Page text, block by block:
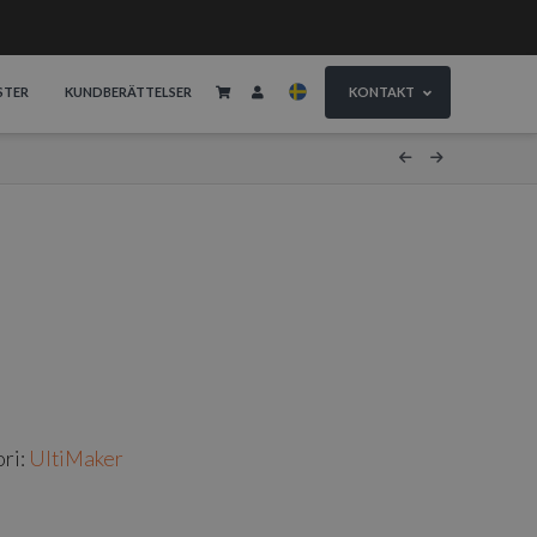
KUNDBERÄTTELSER KONTAKT
UltiMaker